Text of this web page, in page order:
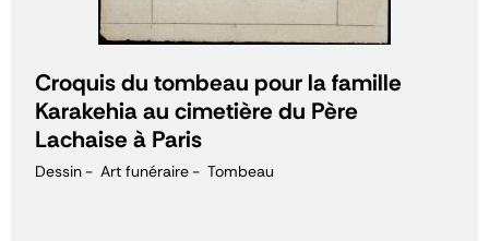
Croquis du tombeau pour la famille
Karakehia au cimetière du Père
Lachaise à Paris
Dessin Art funéraire Tombeau